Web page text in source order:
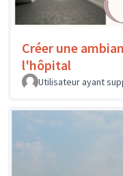
Créer une
l'hôpital
Utilisateur ayant